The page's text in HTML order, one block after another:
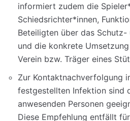
informiert zudem die
Schiedsrichter*innen,
Beteiligten über das
und die konkrete
Verein bzw. Träger eines
Zur Kontaktnachverfolgung
festgestellten Infektion sind
anwesenden Personen
Diese Empfehlung entfällt